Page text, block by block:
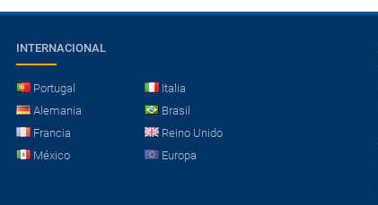
INTERNACIONAL
Portugal
Italia
Alemania
Brasil
Francia
Reino Unido
México
Europa